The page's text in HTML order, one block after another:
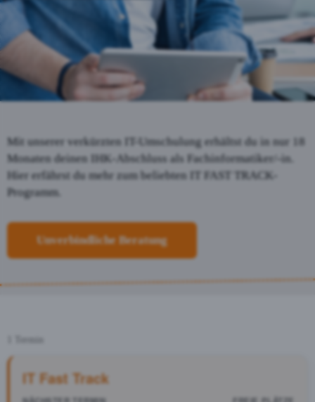
Mit unserer verkürzten IT-Umschulung erhältst du in nur 18
Monaten deinen IHK-Abschluss als Fachinformatiker/-in.
Hier erfährst du mehr zum beliebten IT FAST TRACK-
Programm.
Unverbindliche Beratung
1 Termin
IT Fast Track